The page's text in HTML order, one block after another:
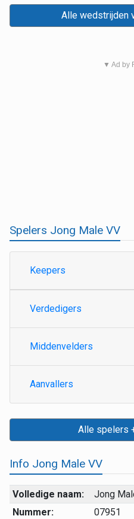
Alle wedstrijden
▼ Ad by
Spelers Jong Male VV
Keepers
Verdedigers
Middenvelders
Aanvallers
Alle spelers
Info Jong Male VV
Volledige naam:
Jong
Nummer:
07951